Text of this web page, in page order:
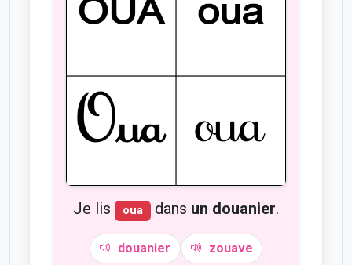
Je lis oua dans un douanier.
douanier zouave